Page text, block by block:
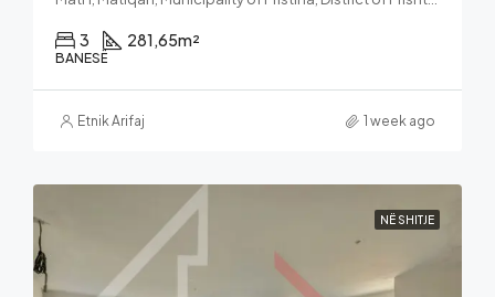
3 281,65m²
BANESË
Etnik Arifaj 1 week ago
NË SHITJE